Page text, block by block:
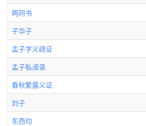
两同书
子华子
孟子字义疏证
孟子私淑录
春秋繁露义证
刘子
东西均